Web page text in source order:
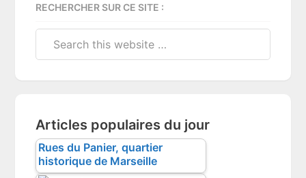
RECHERCHER SUR CE SITE :
Articles populaires du jour
Rues du Panier, quartier
historique de Marseille